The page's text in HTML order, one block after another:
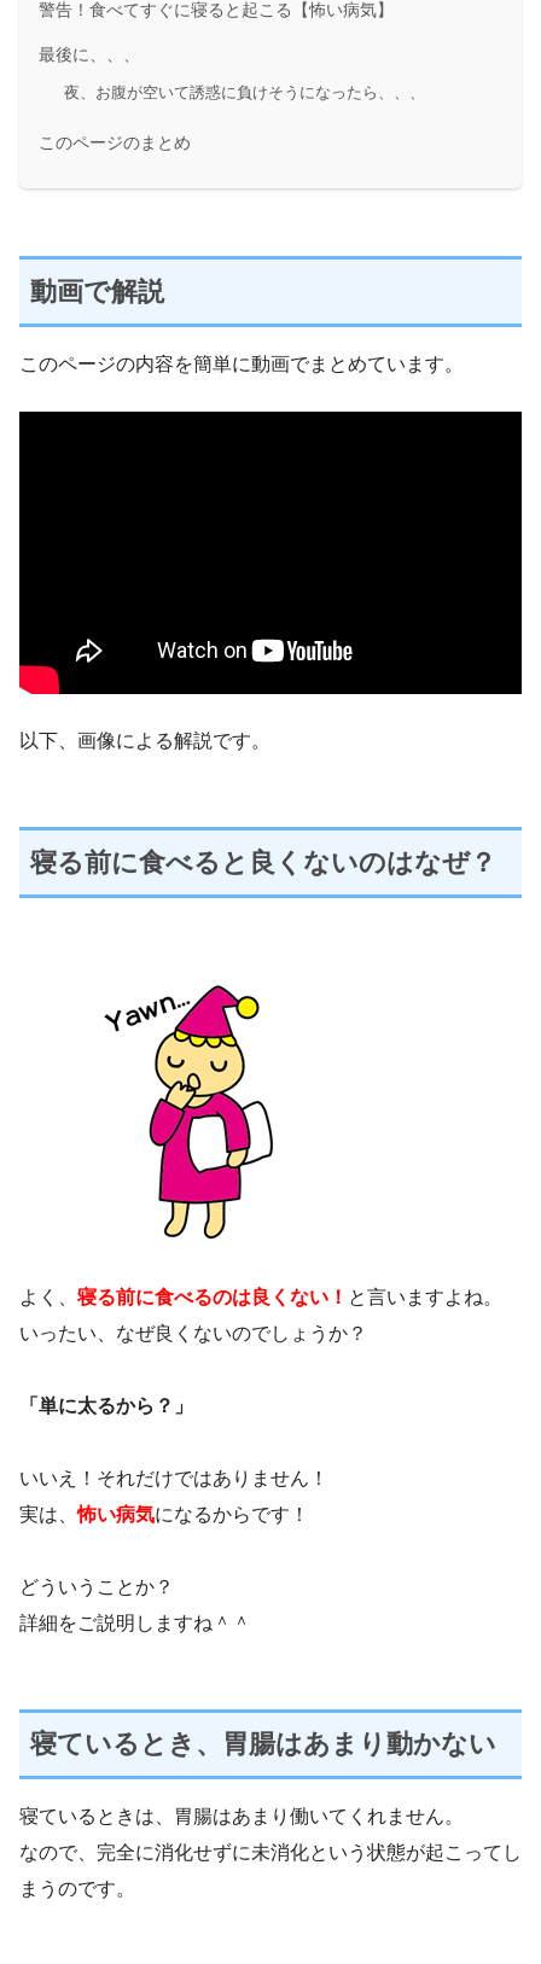
警告！食べてすぐに寝ると起こる【怖い病気】
最後に、、、
夜、お腹が空いて誘惑に負けそうになったら、、、
このページのまとめ
動画で解説
このページの内容を簡単に動画でまとめています。
以下、画像による解説です。
寝る前に食べると良くないのはなぜ？
よく、 寝る前に食べるのは良くない！ と言いますよね。
いったい、なぜ良くないのでしょうか？
「単に太るから？」
いいえ！それだけではありません！
実は、怖い病気になるからです！
どういうことか？
詳細をご説明しますね＾＾
寝ているとき、胃腸はあまり動かない
寝ているときは、胃腸はあまり働いてくれません。
なので、完全に消化せずに未消化という状態が起こってし
まうのです。